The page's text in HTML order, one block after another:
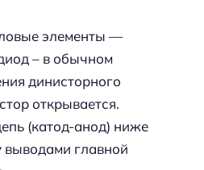
элементы —
– в обычном
динисторного
открывается.
(катод-анод) ниже
выводами главной